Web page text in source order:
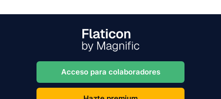
Acceso para colaboradores